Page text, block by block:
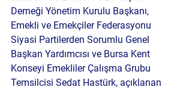
Derneği Yönetim Kurulu Başkanı,
Emekli ve Emekçiler Federasyonu
Siyasi Partilerden Sorumlu Genel
Başkan Yardımcısı ve Bursa Kent
Konseyi Emekliler Çalışma Grubu
Temsilcisi Sedat Hastürk, açıklanan